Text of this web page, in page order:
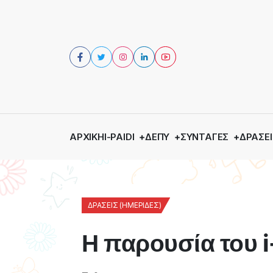
ΑΡΧΙΚΉI-PAIDI ΔΕΠΥ ΣΥΝΤΑΓΈΣ
ΔΡΆΣΕΙΣ (ΗΜΕΡΊΔΕΣ)
Η παρουσία του